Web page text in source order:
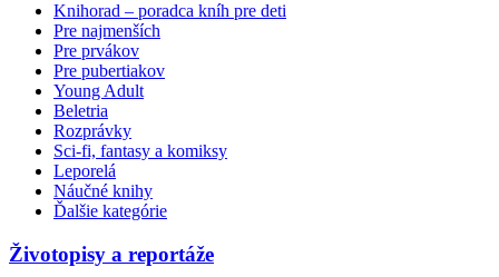
Knihorad – poradca kníh pre deti
Pre najmenších
Pre prvákov
Pre pubertiakov
Young Adult
Beletria
Rozprávky
Sci-fi, fantasy a komiksy
Leporelá
Náučné knihy
Ďalšie kategórie
Životopisy a reportáže